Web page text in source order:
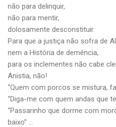
não para delinquir,
não para mentir,
dolosamente desconstituir.
Para que a justiça não sofra de
nem a História de demência,
para os inclementes não cabe
Anistia, não!
“Quem com porcos se mistura,
“Diga-me com quem andas que
“Passarinho que dorme com
baixo” ...